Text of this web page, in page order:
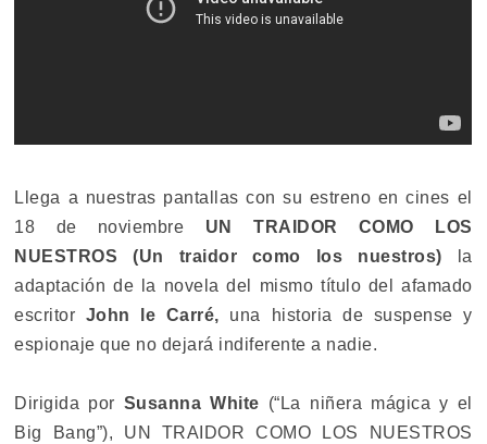
Llega a nuestras pantallas con su estreno en cines el
18 de noviembre UN TRAIDOR COMO LOS
NUESTROS (Un traidor como los nuestros) la
adaptación de la novela del mismo título del afamado
escritor John le Carré, una historia de suspense y
espionaje que no dejará indiferente a nadie.
Dirigida por Susanna White (“La niñera mágica y el
Big Bang”), UN TRAIDOR COMO LOS NUESTROS